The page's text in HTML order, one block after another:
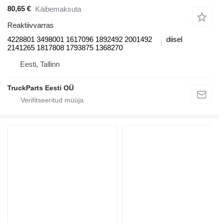
80,65 €
Käibemaksuta
Reaktiivvarras
4228801 3498001 1617096 1892492 2001492
2141265 1817808 1793875 1368270
diisel
Eesti, Tallinn
TruckParts Eesti OÜ